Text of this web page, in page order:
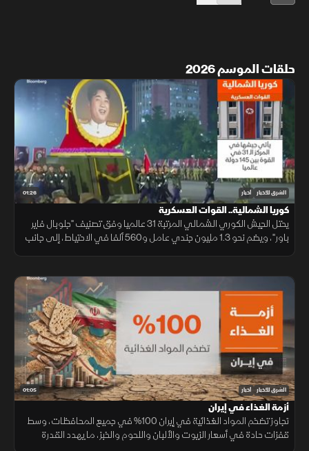
حلقات الموسم 2026
01:26 الشرق للأخبار أخبار
كوريا الشمالية.. القوات العسكرية
يحتل الجيش الكوري الشمالي المرتبة 31 عالميا وفق تصنيف "جلوبال فاير
باور"، ويضم نحو 1.3 مليون جندي عامل و560 ألفا في الاحتياط، إلى جانب
01:05 الشرق للأخبار أخبار
أزمة الغذاء في إيران
تجاوز تضخم المواد الغذائية في إيران 100% في جميع المحافظات، وسط
قفزات حادة في أسعار الزيوت والألبان واللحوم والخبز، ما يهدد القدرة